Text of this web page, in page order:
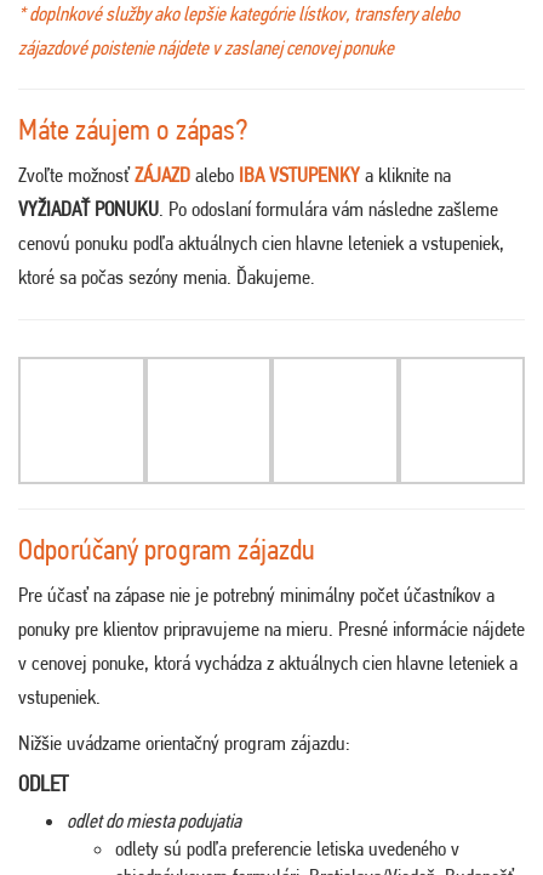
* doplnkové služby ako lepšie kategórie lístkov, transfery alebo
zájazdové poistenie nájdete v zaslanej cenovej ponuke
Máte záujem o zápas?
Zvoľte možnosťZÁJAZD alebo IBA VSTUPENKY a kliknite na
VYŽIADAŤ PONUKU. Po odoslaní formulára vám následne zašleme
cenovú ponuku podľa aktuálnych cien hlavne leteniek a vstupeniek,
ktoré sa počas sezóny menia. Ďakujeme.
Odporúčaný program zájazdu
Pre účasť na zápase nie je potrebný minimálny počet účastníkov a
ponuky pre klientov pripravujeme na mieru. Presné informácie nájdete
v cenovej ponuke, ktorá vychádza z aktuálnych cien hlavne leteniek a
vstupeniek.
Nižšie uvádzame orientačný program zájazdu:
ODLET
odlet do miesta podujatia
odlety sú podľa preferencie letiska uvedeného v